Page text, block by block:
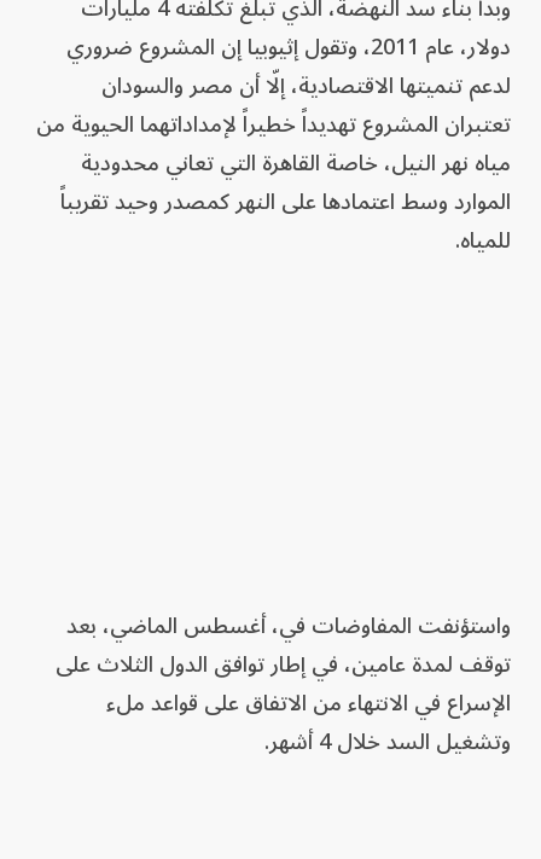
دولار، عام 2011، وتقول إثيوبيا إن المشروع ضروري
لدعم تنميتها الاقتصادية، إلّا أن مصر والسودان
تعتبران المشروع تهديداً خطيراً لإمداداتهما الحيوية من
مياه نهر النيل، خاصة القاهرة التي تعاني محدودية
الموارد وسط اعتمادها على النهر كمصدر وحيد تقريباً
للمياه.
واستؤنفت المفاوضات في، أغسطس الماضي، بعد
توقف لمدة عامين، في إطار توافق الدول الثلاث على
الإسراع في الانتهاء من الاتفاق على قواعد ملء
وتشغيل السد خلال 4 أشهر.